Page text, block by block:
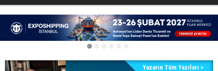
Yazarın Tüm Yazıları >